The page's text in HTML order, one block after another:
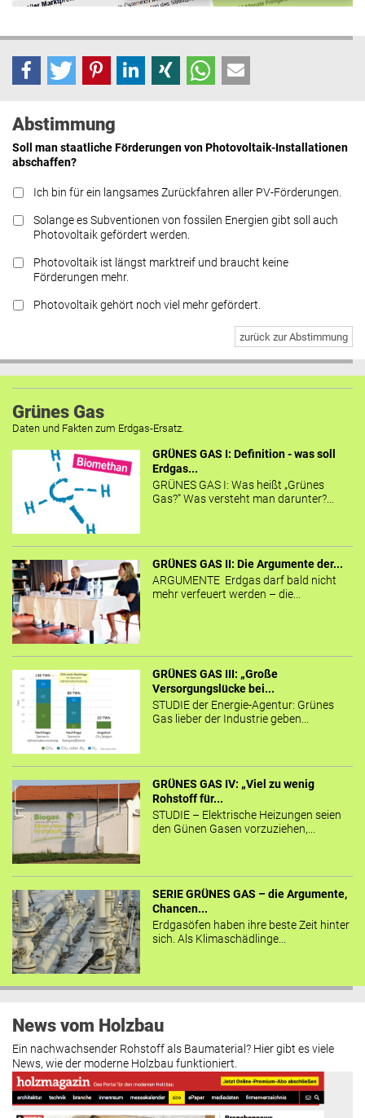
Abstimmung
Soll man staatliche Förderungen von Photovoltaik-Installationen
abschaffen?
Ich bin für ein langsames Zurückfahren aller PV-Förderungen.
Solange es Subventionen von fossilen Energien gibt soll auch
Photovoltaik gefördert werden.
Photovoltaik ist längst marktreif und braucht keine
Förderungen mehr.
Photovoltaik gehört noch viel mehr gefördert.
zurück zur Abstimmung
Grünes Gas
Daten und Fakten zum Erdgas-Ersatz.
GRÜNES GAS I: Definition - was soll
Erdgas...
GRÜNES GAS I: Was heißt „Grünes
Gas?“ Was versteht man darunter?...
GRÜNES GAS II: Die Argumente der...
ARGUMENTE Erdgas darf bald nicht
mehr verfeuert werden – die...
GRÜNES GAS III: „Große
Versorgungslücke bei...
STUDIE der Energie-Agentur: Grünes
Gas lieber der Industrie geben...
GRÜNES GAS IV: „Viel zu wenig
Rohstoff für...
STUDIE – Elektrische Heizungen seien
den Günen Gasen vorzuziehen,...
SERIE GRÜNES GAS – die Argumente,
Chancen...
Erdgasöfen haben ihre beste Zeit hinter
sich. Als Klimaschädlinge...
News vom Holzbau
Ein nachwachsender Rohstoff als Baumaterial? Hier gibt es viele
News, wie der moderne Holzbau funktioniert.